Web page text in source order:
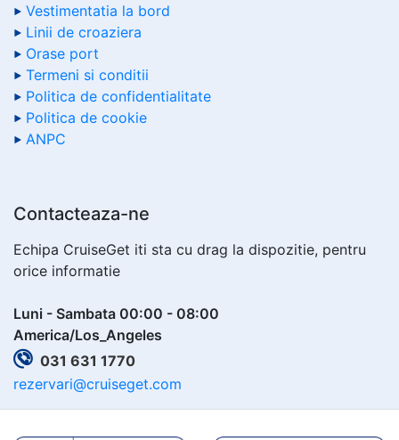
Vestimentatia la bord
Linii de croaziera
Orase port
Termeni si conditii
Politica de confidentialitate
Politica de cookie
ANPC
Contacteaza-ne
Echipa CruiseGet iti sta cu drag la dispozitie, pentru
orice informatie
Luni - Sambata 00:00 - 08:00
America/Los_Angeles
031 631 1770
rezervari@cruiseget.com